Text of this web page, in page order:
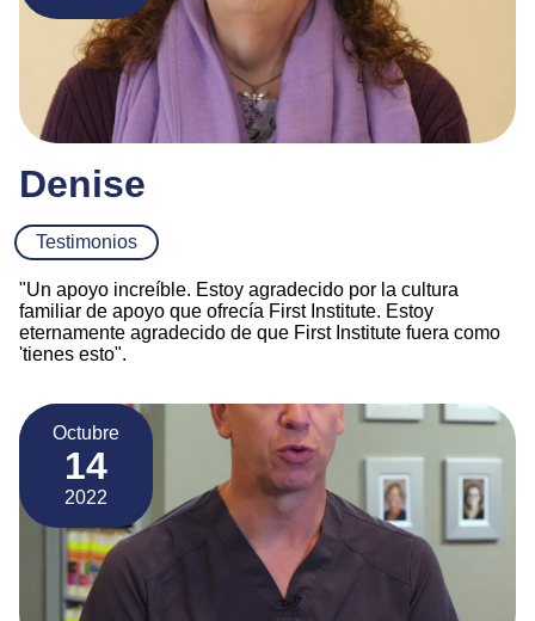
Denise
Testimonios
"Un apoyo increíble. Estoy agradecido por la cultura
familiar de apoyo que ofrecía First Institute. Estoy
eternamente agradecido de que First Institute fuera como
'tienes esto".
Octubre
14
2022